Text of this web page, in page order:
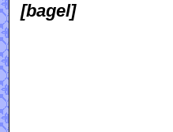
[bagel]